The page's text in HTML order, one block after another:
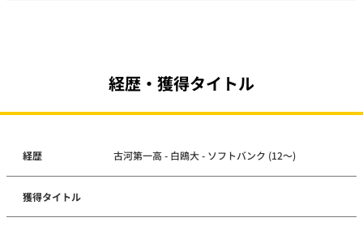
経歴・獲得タイトル
経歴 古河第一高 - 白鴎大 - ソフトバンク (12～)
獲得タイトル